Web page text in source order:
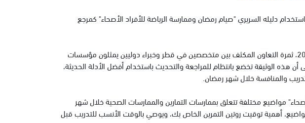
دليله السريري "صيام رمضان وممارسة الرياضة للأفراد الأصحاء" كمرجع
ويعد هذا الدليل السريري، الذي تم إطلاقه في عام 2021، ثمرة التعاون المكثف بين متخصصين في قطر وخبراء دوليين يمثلون مؤسسات
هذه الوثيقة تخضع بانتظام للمراجعة والتحديث باستخدام أفضل الأدلة الحديثة،
والمنافسة خلال شهر رمضان.
مواضيع مختلفة تتعلق بممارسات التمارين والممارسات الصحية خلال شهر
أهمية توقيت روتين التمرين الخاص بك، ويوصي بالوقت الأنسب للتدريب قبل